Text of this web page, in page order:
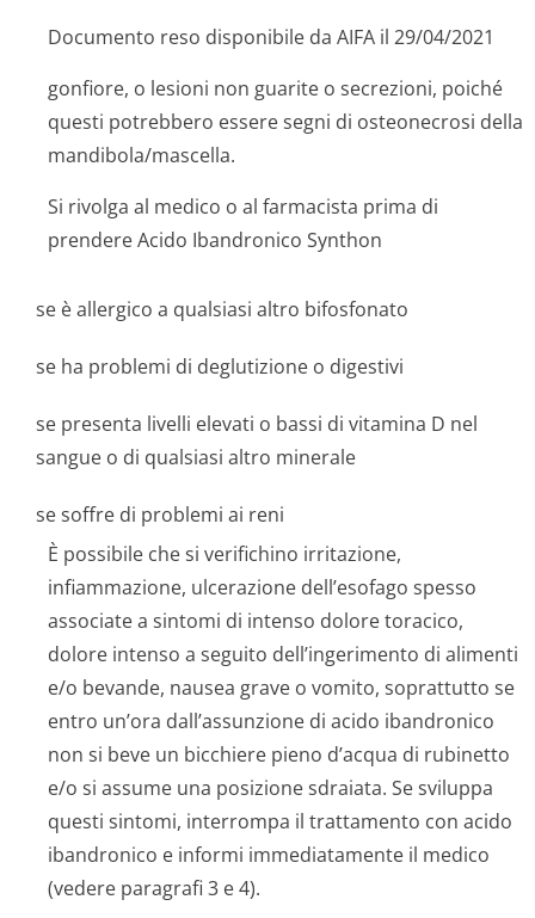
Documento reso disponibile da AIFA il 29/04/2021
gonfiore, o lesioni non guarite o secrezioni, poiché
questi potrebbero essere segni di osteonecrosi della
mandibola/mascella.
Si rivolga al medico o al farmacista prima di
prendere Acido Ibandronico Synthon
se è allergico a qualsiasi altro bifosfonato
se ha problemi di deglutizione o digestivi
se presenta livelli elevati o bassi di vitamina D nel
sangue o di qualsiasi altro minerale
se soffre di problemi ai reni
È possibile che si verifichino irritazione,
infiammazione, ulcerazione dell’esofago spesso
associate a sintomi di intenso dolore toracico,
dolore intenso a seguito dell’ingerimento di alimenti
e/o bevande, nausea grave o vomito, soprattutto se
entro un’ora dall’assunzione di acido ibandronico
non si beve un bicchiere pieno d’acqua di rubinetto
e/o si assume una posizione sdraiata. Se sviluppa
questi sintomi, interrompa il trattamento con acido
ibandronico e informi immediatamente il medico
(vedere paragrafi 3 e 4).